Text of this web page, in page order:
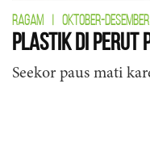
RAGAM OKTOBER-
Plastik di Perut
Seekor paus mati